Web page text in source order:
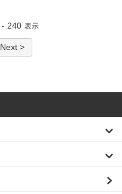
- 240 表示
Next >